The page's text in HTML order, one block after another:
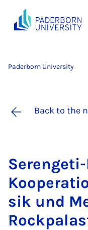
Paderborn University
Back to the
sik und